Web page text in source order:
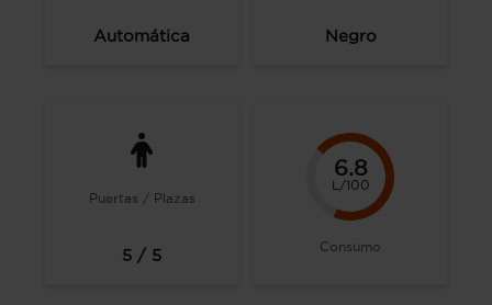
Automática Negro
Puertas / Plazas
5 / 5
6.8
L/100
Consumo